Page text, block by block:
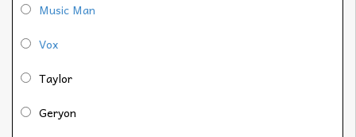
Music Man
Vox
Taylor
Geryon